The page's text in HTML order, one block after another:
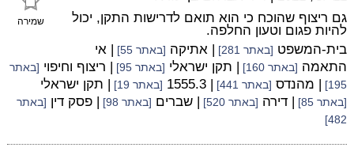
שמירה
גם ריצוף שהוכח כי הוא תואם לדרישות התקן, יכול
להיות פגום וטעון החלפה.
בית-המשפט [באתר 281] | אתיקה [באתר 55]
| אי
התאמה [באתר 160] | תקן ישראלי [באתר 95] | ריצוף וחיפוי [באתר
195]
| מהנדס [באתר 441] | 1555.3 [באתר 19] | תקן ישראלי
[באתר 85] | דירה [באתר 520] | שברים [באתר 98] | פסק דין [באתר
482]